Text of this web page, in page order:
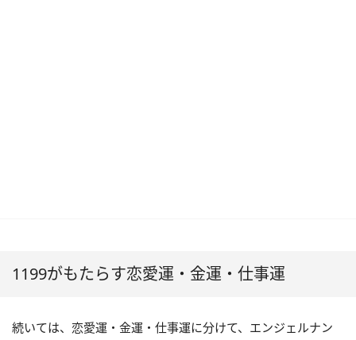
1199がもたらす恋愛運・金運・仕事運
続いては、恋愛運・金運・仕事運に分けて、エンジェルナン